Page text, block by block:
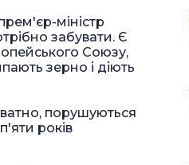
міністр
забувати. Є
Союзу,
зерно і діють
порушуються
років